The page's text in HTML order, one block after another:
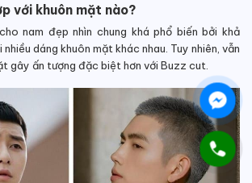
với khuôn mặt nào?
nam đẹp nhìn chung khá phổ biến bởi khả
dáng khuôn mặt khác nhau. Tuy nhiên, vẫn
gây ấn tượng đặc biệt hơn với Buzz cut.